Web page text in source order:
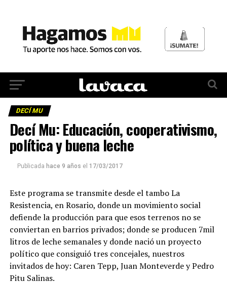
DECÍ MU
Decí Mu: Educación, cooperativismo,
política y buena leche
Publicada hace 9 años el 17/03/2017
Este programa se transmite desde el tambo La
Resistencia, en Rosario, donde un movimiento social
defiende la producción para que esos terrenos no se
conviertan en barrios privados; donde se producen 7mil
litros de leche semanales y donde nació un proyecto
político que consiguió tres concejales, nuestros
invitados de hoy: Caren Tepp, Juan Monteverde y Pedro
Pitu Salinas.